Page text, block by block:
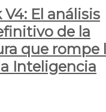
V4: El análisis
de la
que rompe
Inteligencia